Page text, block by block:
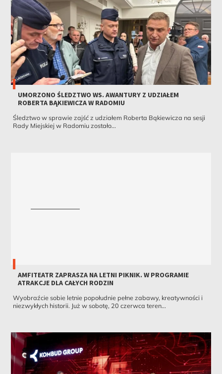
UMORZONO ŚLEDZTWO WS. AWANTURY Z UDZIAŁEM
ROBERTA BĄKIEWICZA W RADOMIU
Śledztwo w sprawie zajść z udziałem Roberta Bąkiewicza na sesji
Rady Miejskiej w Radomiu zostało...
AMFITEATR ZAPRASZA NA LETNI PIKNIK. W PROGRAMIE
ATRAKCJE DLA CAŁYCH RODZIN
Wyobraźcie sobie letnie popołudnie pełne zabawy, kreatywności i
niezwykłych historii. Już w sobotę, 20 czerwca teren...